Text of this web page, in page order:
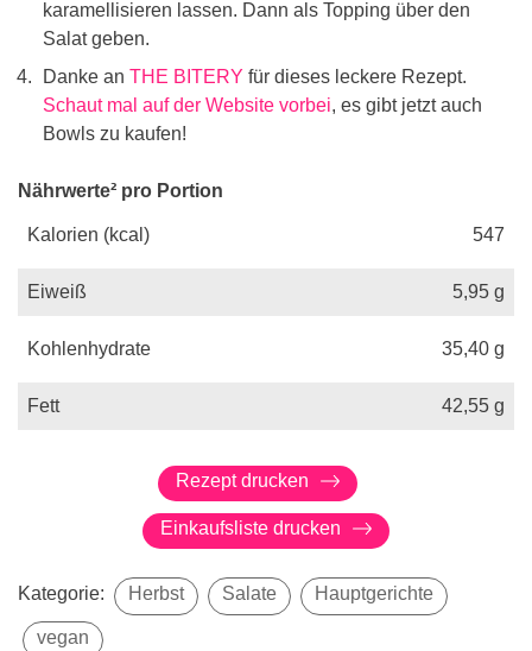
karamellisieren lassen. Dann als Topping über den
Salat geben.
Danke an THE BITERY für dieses leckere Rezept.
Schaut mal auf der Website vorbei, es gibt jetzt auch
Bowls zu kaufen!
Nährwerte² pro Portion
Kalorien (kcal) 547
Eiweiß 5,95 g
Kohlenhydrate 35,40 g
Fett 42,55 g
Rezept drucken
Einkaufsliste drucken
Kategorie: Herbst Salate Hauptgerichte
vegan